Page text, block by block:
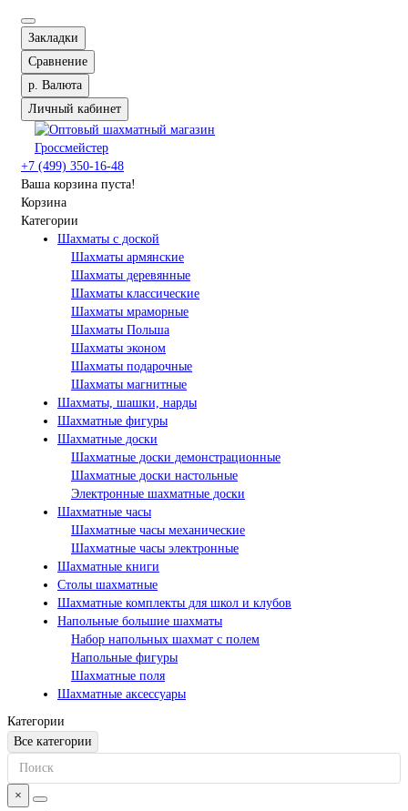
Закладки
Сравнение
р. Валюта
Личный кабинет
+7 (499) 350-16-48
Ваша корзина пуста!
Корзина
Категории
Шахматы с доской
Шахматы армянские
Шахматы деревянные
Шахматы классические
Шахматы мраморные
Шахматы Польша
Шахматы эконом
Шахматы подарочные
Шахматы магнитные
Шахматы, шашки, нарды
Шахматные фигуры
Шахматные доски
Шахматные доски демонстрационные
Шахматные доски настольные
Электронные шахматные доски
Шахматные часы
Шахматные часы механические
Шахматные часы электронные
Шахматные книги
Столы шахматные
Шахматные комплекты для школ и клубов
Напольные большие шахматы
Набор напольных шахмат c полем
Напольные фигуры
Шахматные поля
Шахматные аксессуары
Категории
Все категории
×